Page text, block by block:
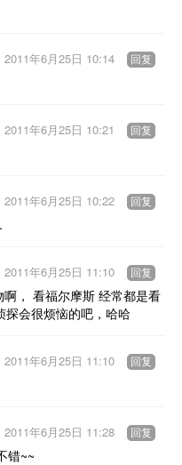
2011年6月25日 10:14 回复
2011年6月25日 10:21 回复
2011年6月25日 10:22 回复
， 看福尔摩斯 经常都是看
探会很烦恼的吧，哈哈
2011年6月25日 11:10 回复
2011年6月25日 11:10 回复
错~~
2011年6月25日 11:28 回复